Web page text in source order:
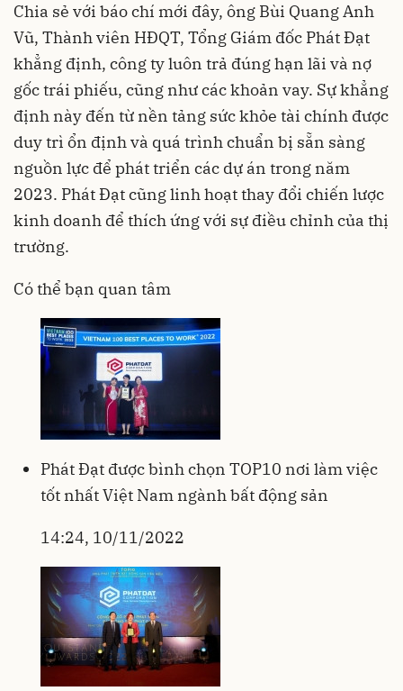
Chia sẻ với báo chí mới đây, ông Bùi Quang Anh
Vũ, Thành viên HĐQT, Tổng Giám đốc Phát Đạt
khẳng định, công ty luôn trả đúng hạn lãi và nợ
gốc trái phiếu, cũng như các khoản vay. Sự khẳng
định này đến từ nền tảng sức khỏe tài chính được
duy trì ổn định và quá trình chuẩn bị sẵn sàng
nguồn lực để phát triển các dự án trong năm
2023. Phát Đạt cũng linh hoạt thay đổi chiến lược
kinh doanh để thích ứng với sự điều chỉnh của thị
trường.
Có thể bạn quan tâm
Phát Đạt được bình chọn TOP10 nơi làm việc
tốt nhất Việt Nam ngành bất động sản
14:24, 10/11/2022